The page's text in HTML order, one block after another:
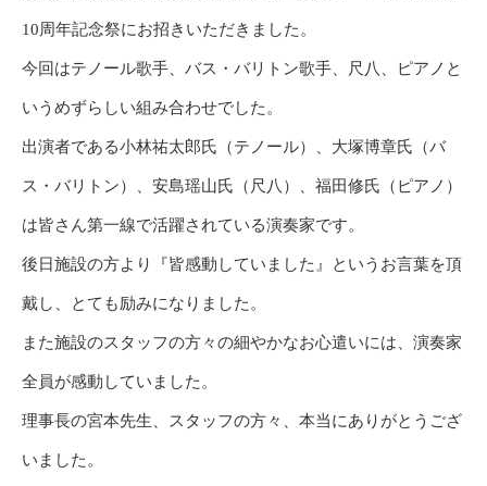
10周年記念祭にお招きいただきました。
今回はテノール歌手、バス・バリトン歌手、尺八、ピアノと
いうめずらしい組み合わせでした。
出演者である小林祐太郎氏（テノール）、大塚博章氏（バ
ス・バリトン）、安島瑶山氏（尺八）、福田修氏（ピアノ）
は皆さん第一線で活躍されている演奏家です。
後日施設の方より『皆感動していました』というお言葉を頂
戴し、とても励みになりました。
また施設のスタッフの方々の細やかなお心遣いには、演奏家
全員が感動していました。
理事長の宮本先生、スタッフの方々、本当にありがとうござ
いました。